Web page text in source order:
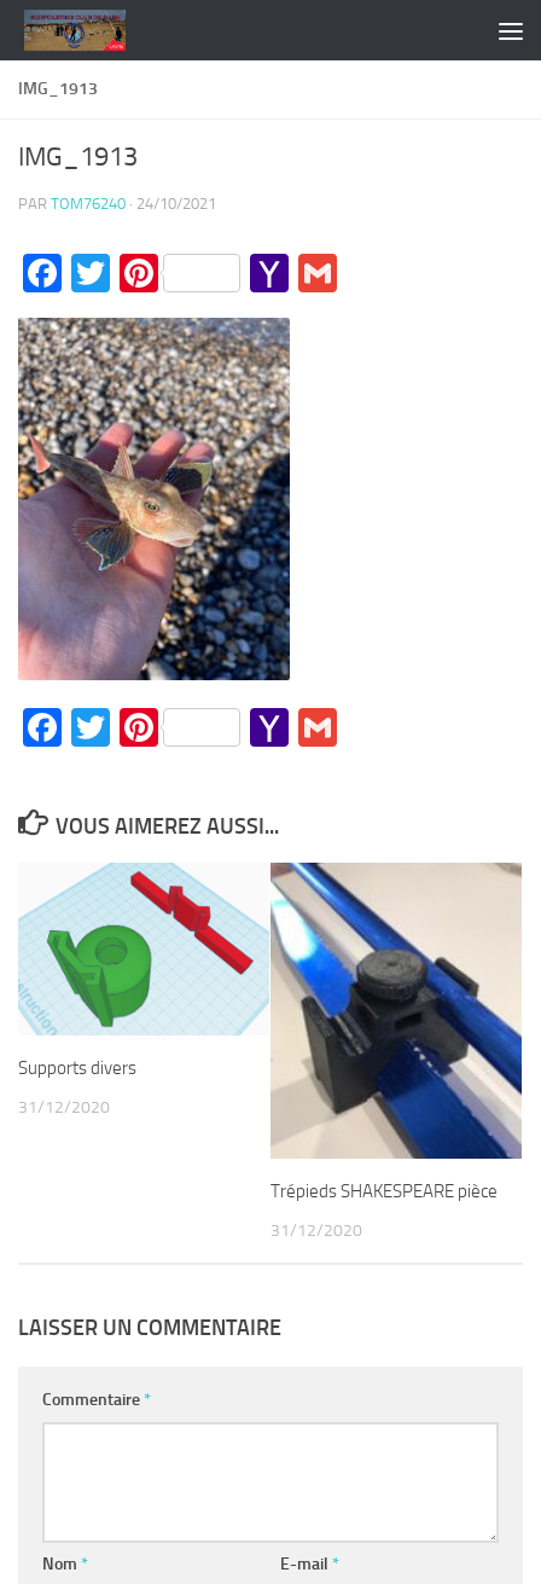
Skip to content
IMG_1913
IMG_1913
PAR TOM76240 · 24/10/2021
Facebook
TwitterPinterestYahoo
Mail
Facebook
TwitterPinterestYahoo
VOUS AIMEREZ AUSSI...
Supports divers
31/12/2020
Trépieds SHAKESPEARE pièce
31/12/2020
LAISSER UN COMMENTAIRE
Commentaire *
Nom * E-mail *